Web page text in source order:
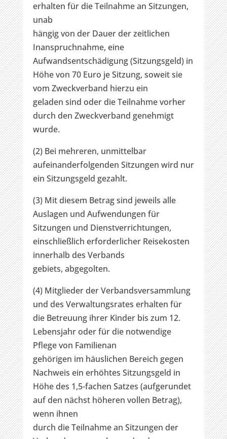
erhalten für die Teilnahme an Sitzungen,
unab
hängig von der Dauer der zeitlichen
Inanspruchnahme, eine
Aufwandsentschädigung (Sitzungsgeld) in
Höhe von 70 Euro je Sitzung, soweit sie
vom Zweckverband hierzu ein
geladen sind oder die Teilnahme vorher
durch den Zweckverband genehmigt
wurde.
(2) Bei mehreren, unmittelbar
aufeinanderfolgenden Sitzungen wird nur
ein Sitzungsgeld gezahlt.
(3) Mit diesem Betrag sind jeweils alle
Auslagen und Aufwendungen für
Sitzungen und Dienstverrichtungen,
einschließlich erforderlicher Reisekosten
innerhalb des Verbands
gebiets, abgegolten.
(4) Mitglieder der Verbandsversammlung
und des Verwaltungsrates erhalten für
die Betreuung ihrer Kinder bis zum 12.
Lebensjahr oder für die notwendige
Pflege von Familienan
gehörigen im häuslichen Bereich gegen
Nachweis ein erhöhtes Sitzungsgeld in
Höhe des 1,5-fachen Satzes (aufgerundet
auf den nächst höheren vollen Betrag),
wenn ihnen
durch die Teilnahme an Sitzungen der